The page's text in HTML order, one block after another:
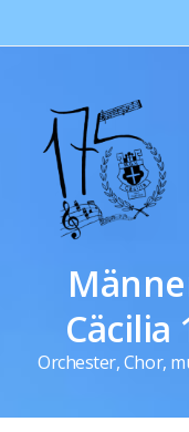
Cäcilia
Orchester, Chor,